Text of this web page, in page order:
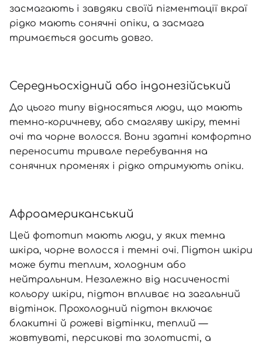
засмагають і завдяки своїй пігментації вкраї
рідко мають сонячні опіки, а засмага
тримається досить довго.
Середньосхідний або індонезійський
До цього типу відносяться люди, що мають
темно-коричневу, або смагляву шкіру, темні
очі та чорне волосся. Вони здатні комфортно
переносити тривале перебування на
сонячних променях і рідко отримують опіки.
Афроамериканський
Цей фототип мають люди, у яких темна
шкіра, чорне волосся і темні очі. Підтон шкіри
може бути теплим, холодним або
нейтральним. Незалежно від насиченості
кольору шкіри, підтон впливає на загальний
відтінок. Прохолодний підтон включає
блакитні й рожеві відтінки, теплий —
жовтуваті, персикові та золотисті, а